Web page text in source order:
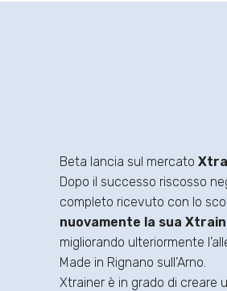
Beta lancia sul mercato
Dopo il successo riscosso
completo ricevuto con lo
nuovamente la sua
migliorando ulteriormente
Made in Rignano sull’Arno.
Xtrainer è in grado di creare